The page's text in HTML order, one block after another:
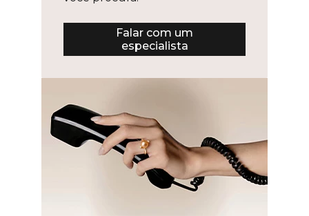
Falar com um
especialista